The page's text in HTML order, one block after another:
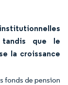
tandis que le
la croissance
fonds de pension